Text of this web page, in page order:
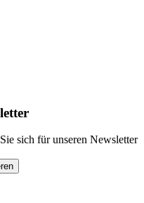
sich für unseren Newsletter